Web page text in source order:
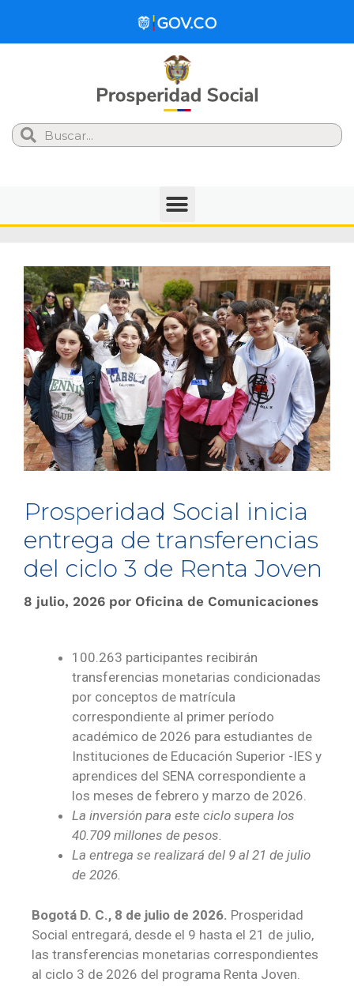
Search
Prosperidad Social inicia
entrega de transferencias
del ciclo 3 de Renta Joven
8 julio, 2026 por Oficina de Comunicaciones
100.263 participantes recibirán
transferencias monetarias condicionadas
por conceptos de matrícula
correspondiente al primer período
académico de 2026 para estudiantes de
Instituciones de Educación Superior -IES y
aprendices del SENA correspondiente a
los meses de febrero y marzo de 2026.
La inversión para este ciclo supera los
40.709 millones de pesos.
La entrega se realizará del 9 al 21 de julio
de 2026.
Bogotá D. C., 8 de julio de 2026. Prosperidad
Social entregará, desde el 9 hasta el 21 de julio,
las transferencias monetarias correspondientes
al ciclo 3 de 2026 del programa Renta Joven.